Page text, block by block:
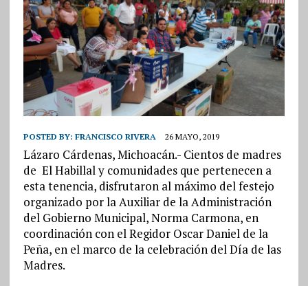
POSTED BY: FRANCISCO RIVERA 26 MAYO, 2019
Lázaro Cárdenas, Michoacán.- Cientos de madres
de El Habillal y comunidades que pertenecen a
esta tenencia, disfrutaron al máximo del festejo
organizado por la Auxiliar de la Administración
del Gobierno Municipal, Norma Carmona, en
coordinación con el Regidor Oscar Daniel de la
Peña, en el marco de la celebración del Día de las
Madres.